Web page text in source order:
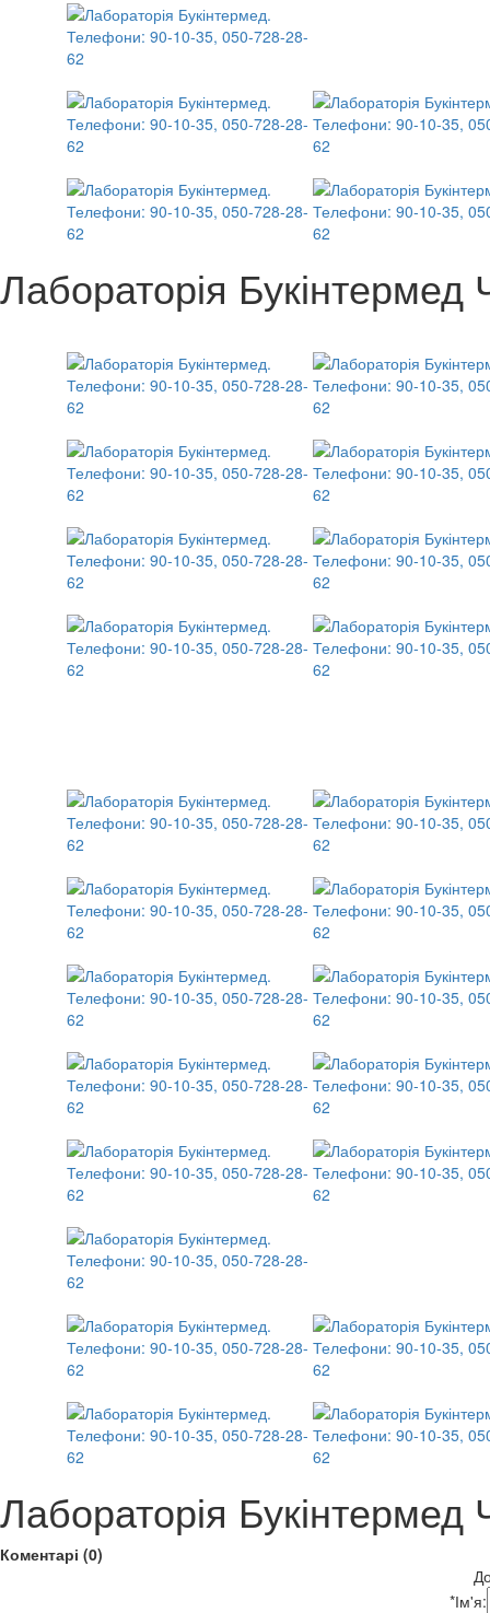
Лабораторія Букінтермед
Лабораторія Букінтермед
Коментарі (0)
*Ім'я: